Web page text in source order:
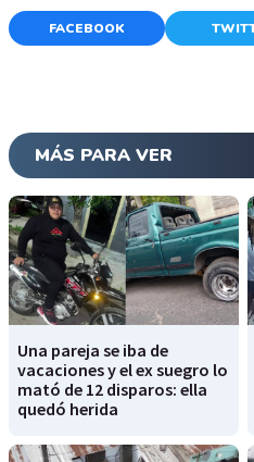
FACEBOOK
MÁS PARA VER
Una pareja se iba de
vacaciones y el ex suegro lo
mató de 12 disparos: ella
quedó herida